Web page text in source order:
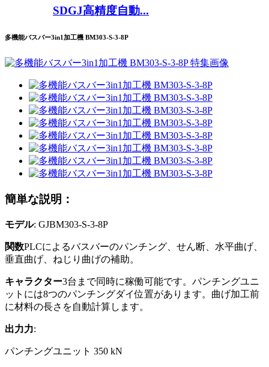
SDGJ高精度自動...
多機能バスバー3in1加工機 BM303-S-3-8P
簡単な説明：
モデル: GJBM303-S-3-8P
関数PLCによるバスバーのパンチング、せん断、水平曲げ、
垂直曲げ、ねじり曲げの補助。
キャラクター3台まで同時に稼働可能です。パンチングユニ
ットには8つのパンチングダイ位置があります。曲げ加工前
に材料の長さを自動計算します。
出力力:
パンチングユニット 350 kN